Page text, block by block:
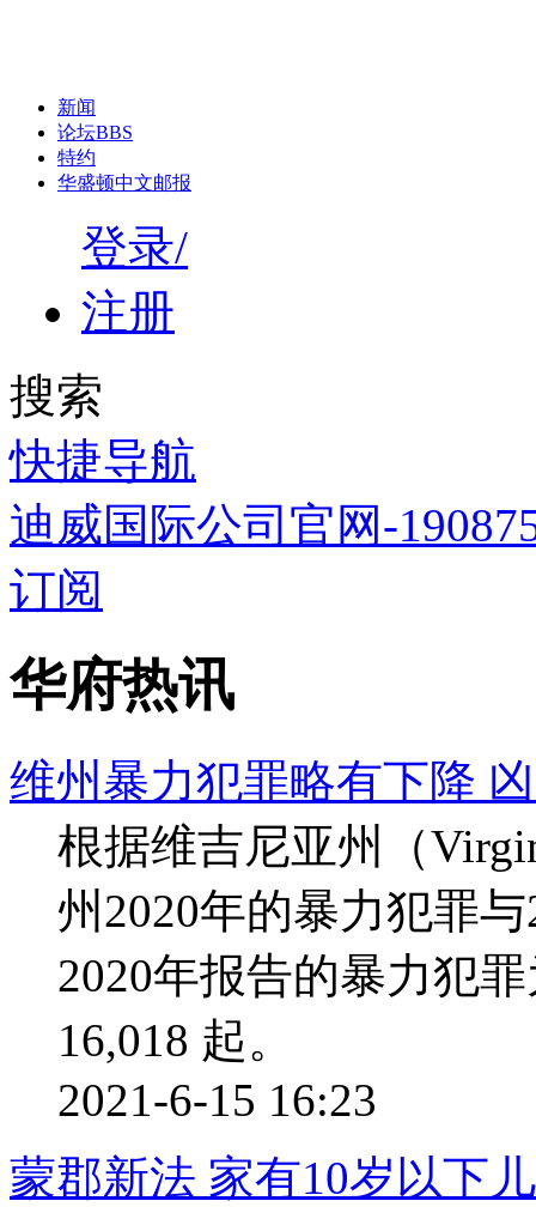
新闻
论坛BBS
特约
华盛顿中文邮报
登录/
注册
搜索
快捷导航
迪威国际公司官网-
订阅
华府热讯
维州暴力犯罪略有下降
根据维吉尼亚州（
州2020年的暴力犯罪
2020年报告的暴力犯
16,018 起。
2021-6-15 16:23
蒙郡新法 家有10岁以下